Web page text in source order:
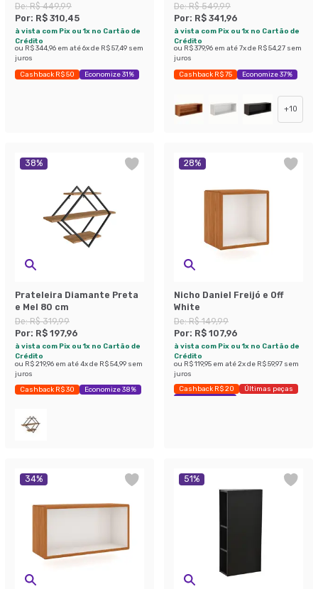
De:R$ 449,99
Por: R$ 310,45
à vista com Pix ou 1x no Cartão de
Crédito
ou R$ 344,96 em até6x de R$ 57,49 sem
juros
Cashback R$ 50 Economize 31%
De:R$ 549,99
Por: R$ 341,96
à vista com Pix ou 1x no Cartão de
Crédito
ou R$ 379,96 em até7x de R$ 54,27 sem
juros
Cashback R$ 75 Economize 37%
+10
38%
Prateleira Diamante Preta
e Mel 80 cm
De:R$ 319,99
Por: R$ 197,96
à vista com Pix ou 1x no Cartão de
Crédito
ou R$ 219,96 em até4x de R$ 54,99 sem
juros
Cashback R$ 30 Economize 38%
28%
Nicho Daniel Freijó e Off
White
De:R$ 149,99
Por: R$ 107,96
à vista com Pix ou 1x no Cartão de
Crédito
ou R$ 119,95 em até2x de R$ 59,97 sem
juros
Cashback R$ 20
Últimas peças
Economize 28%
34% 51%